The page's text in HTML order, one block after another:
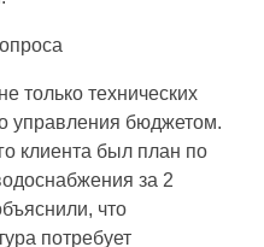
только технических
управления бюджетом.
клиента был план по
за 2
что
потребует